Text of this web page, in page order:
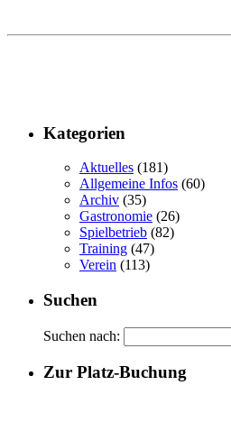
Kategorien
Aktuelles (181)
Allgemeine Infos (60)
Archiv (35)
Gastronomie (26)
Spielbetrieb (82)
Training (47)
Verein (113)
Suchen
Suchen nach:
Zur Platz-Buchung